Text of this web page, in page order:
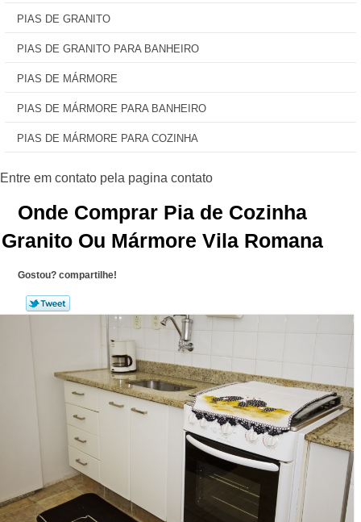
PIAS DE GRANITO
PIAS DE GRANITO PARA BANHEIRO
PIAS DE MÁRMORE
PIAS DE MÁRMORE PARA BANHEIRO
PIAS DE MÁRMORE PARA COZINHA
Onde Comprar Pia de Cozinha
Granito Ou Mármore Vila Romana
Gostou? compartilhe!